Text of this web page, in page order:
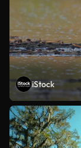
iStock